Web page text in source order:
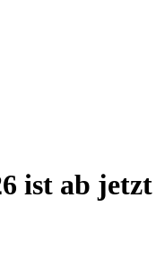
ist ab